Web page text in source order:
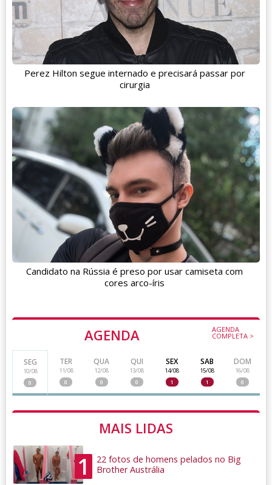
AGENDA AGENDA
COMPLETA >
SEG
10/08
0
TER
11/08
0
QUA
12/08
0
QUI
13/08
0
SEX
14/08
1
SAB
15/08
1
DOM
16/08
0
MAIS LIDAS
1
22 fotos de homens pelados no Big
Brother Austrália
Perez Hilton segue internado e precisará passar por
cirurgia
Candidato na Rússia é preso por usar camiseta com
cores arco-íris